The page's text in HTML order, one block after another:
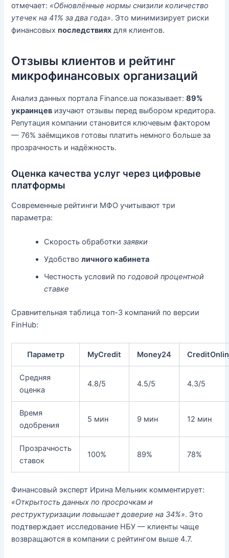
отмечает: «Обновлённые нормы снизили количество
утечек на 41% за два года». Это минимизирует риски
финансовыхпоследствиях для клиентов.
Отзывы клиентов и рейтинг
микрофинансовых организаций
Анализ данных портала Finance.ua показывает:89%
украинцев изучают отзывы перед выбором кредитора.
Репутация компании становится ключевым фактором
— 76% заёмщиков готовы платить немного больше за
прозрачность и надёжность.
Оценка качества услуг через цифровые
платформы
Современные рейтинги МФО учитывают три
параметра:
Скорость обработкизаявки
Удобстволичного кабинета
Честность условий погодовой процентной
ставке
Сравнительная таблица топ-3 компаний по версии
FinHub:
Параметр MyCredit Money24
Средняя
оценка
4.8/5 4.5/5 4.3/5
Время
одобрения
5 мин 9 мин 12 мин
Прозрачность
ставок
100% 89% 78%
Финансовый эксперт Ирина Мельник комментирует:
«Открытость данных по просрочкам и
реструктуризации повышает доверие на 34%». Это
подтверждает исследование НБУ — клиенты чаще
возвращаются в компании с рейтингом выше 4.7.